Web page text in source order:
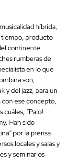
híbrida,
tiempo, producto
continente
rumberas de
en lo que
son,
y del jazz, para un
ese concepto,
cuáles, “Palo!
Han sido
por la prensa
locales y salas y
y seminarios